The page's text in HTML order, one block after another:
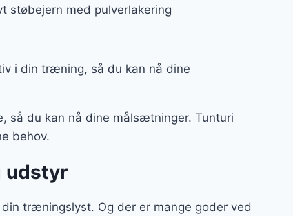
støbejern med pulverlakering
i din træning, så du kan nå dine
så du kan nå dine målsætninger. Tunturi
behov.
udstyr
træningslyst. Og der er mange goder ved